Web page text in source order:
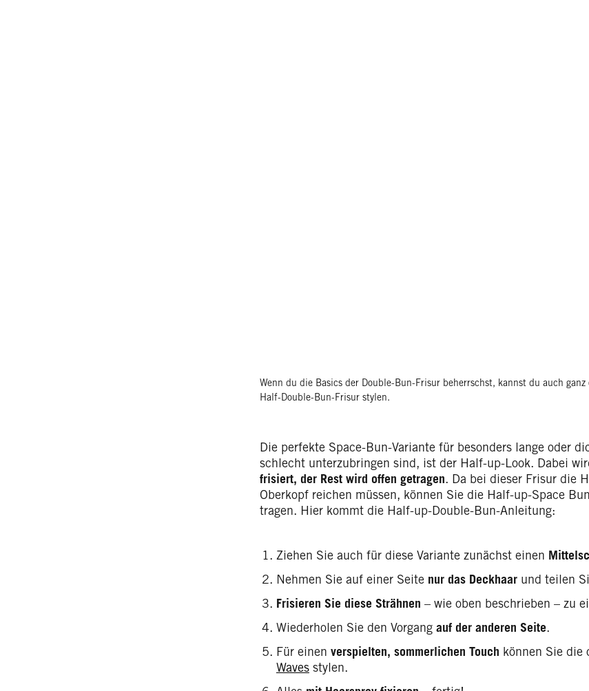
Wenn du die Basics der Double-Bun-Frisur beherrschst, kannst du auch
Half-Double-Bun-Frisur stylen.
Die perfekte Space-Bun-Variante für besonders lange oder
schlecht unterzubringen sind, ist der Half-up-Look. Dabei
frisiert, der Rest wird offen getragen. Da bei dieser Frisur die
Oberkopf reichen müssen, können Sie die Half-up-Space
tragen. Hier kommt die Half-up-Double-Bun-Anleitung:
Ziehen Sie auch für diese Variante zunächst einen
Nehmen Sie auf einer Seite nur das Deckhaarund teilen
Frisieren Sie diese Strähnen – wie oben beschrieben – zu
Wiederholen Sie den Vorgang auf der anderen Seite.
Für einen verspielten, sommerlichen Touch können Sie die
Wavesstylen.